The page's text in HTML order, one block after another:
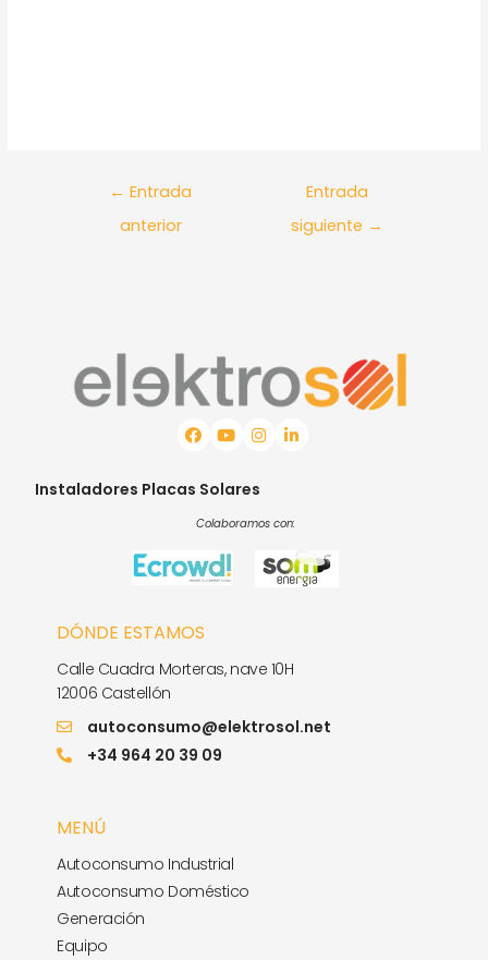
← Entrada
anterior
Entrada
siguiente →
Instaladores Placas Solares
Colaboramos con:
DÓNDE ESTAMOS
Calle Cuadra Morteras, nave 10H
12006 Castellón
autoconsumo@elektrosol.net
+34 964 20 39 09
MENÚ
Autoconsumo Industrial
Autoconsumo Doméstico
Generación
Equipo